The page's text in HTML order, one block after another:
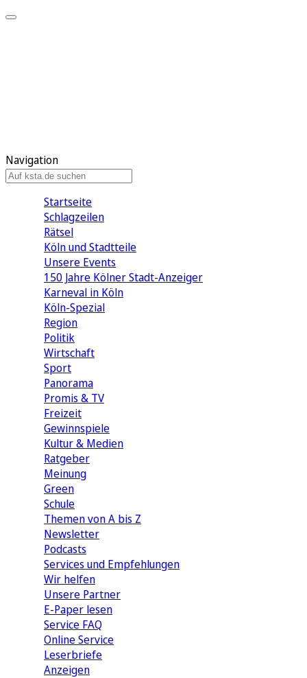
Navigation
Startseite
Schlagzeilen
Rätsel
Köln und Stadtteile
Unsere Events
150 Jahre Kölner Stadt-Anzeiger
Karneval in Köln
Köln-Spezial
Region
Politik
Wirtschaft
Sport
Panorama
Promis & TV
Freizeit
Gewinnspiele
Kultur & Medien
Ratgeber
Meinung
Green
Schule
Themen von A bis Z
Newsletter
Podcasts
Services und Empfehlungen
Wir helfen
Unsere Partner
E-Paper lesen
Service FAQ
Online Service
Leserbriefe
Anzeigen